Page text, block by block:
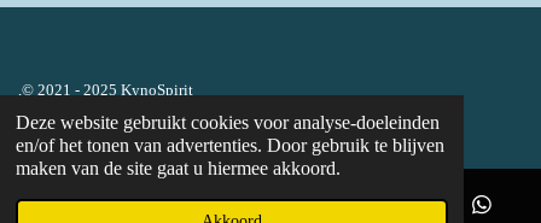
Deze website gebruikt cookies voor analyse-doeleinden
en/of het tonen van advertenties. Door gebruik te blijven
maken van de site gaat u hiermee akkoord.
,© 2021 - 2025 KynoSpirit
Powered byJouwWeb